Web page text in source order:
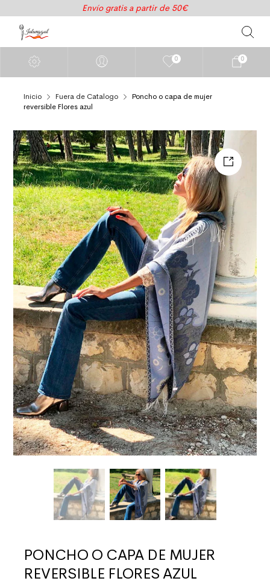
Envío gratis a partir de 50€
0 0
Inicio Fuera de Catalogo
Poncho o capa de mujer
reversible Flores azul
PONCHO O CAPA DE MUJER
REVERSIBLE FLORES AZUL